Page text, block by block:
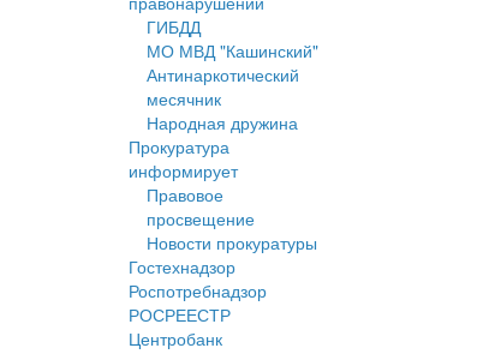
ГИБДД
МО МВД "Кашинский"
Антинаркотический
месячник
Народная дружина
Прокуратура
информирует
Правовое
просвещение
Новости прокуратуры
Гостехнадзор
Роспотребнадзор
РОСРЕЕСТР
Центробанк